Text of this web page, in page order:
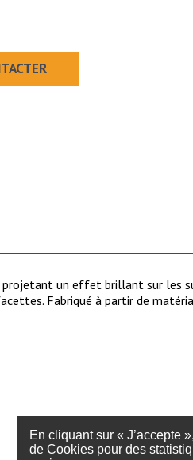
En cliquant sur « J’accepte
de Cookies pour des
projetant un effet brillant sur les
Fabriqué à partir de